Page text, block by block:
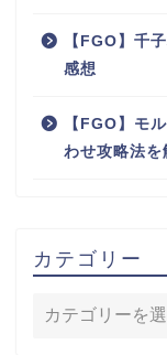
【FGO】千
感想
【FGO】モ
わせ攻略法を
カテゴリー